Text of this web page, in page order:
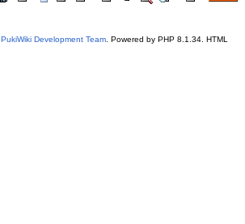
PukiWiki Development Team. Powered by PHP 8.1.34. HTML